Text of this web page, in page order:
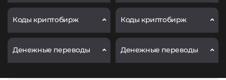
Коды криптобирж
Денежные переводы
Коды криптобирж
Денежные переводы